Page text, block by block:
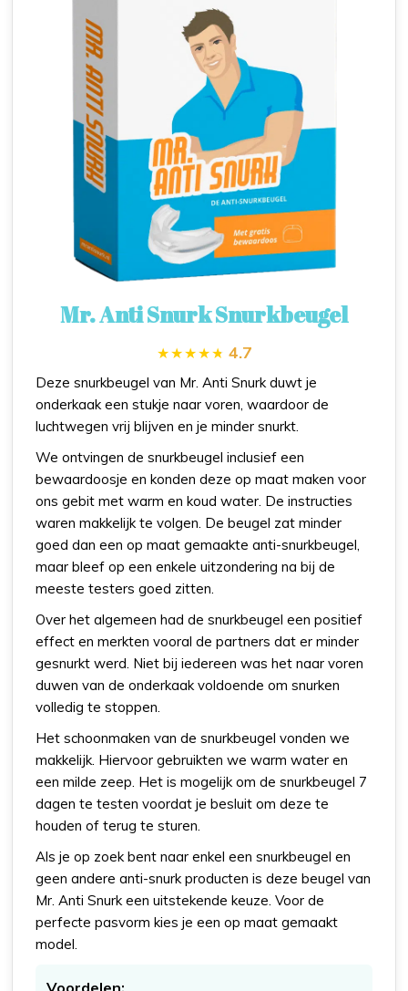
Mr. Anti Snurk Snurkbeugel
4.7
Deze snurkbeugel van Mr. Anti Snurk duwt je
onderkaak een stukje naar voren, waardoor de
luchtwegen vrij blijven en je minder snurkt.
We ontvingen de snurkbeugel inclusief een
bewaardoosje en konden deze op maat maken voor
ons gebit met warm en koud water. De instructies
waren makkelijk te volgen. De beugel zat minder
goed dan een op maat gemaakte anti-snurkbeugel,
maar bleef op een enkele uitzondering na bij de
meeste testers goed zitten.
Over het algemeen had de snurkbeugel een positief
effect en merkten vooral de partners dat er minder
gesnurkt werd. Niet bij iedereen was het naar voren
duwen van de onderkaak voldoende om snurken
volledig te stoppen.
Het schoonmaken van de snurkbeugel vonden we
makkelijk. Hiervoor gebruikten we warm water en
een milde zeep. Het is mogelijk om de snurkbeugel 7
dagen te testen voordat je besluit om deze te
houden of terug te sturen.
Als je op zoek bent naar enkel een snurkbeugel en
geen andere anti-snurk producten is deze beugel van
Mr. Anti Snurk een uitstekende keuze. Voor de
perfecte pasvorm kies je een op maat gemaakt
model.